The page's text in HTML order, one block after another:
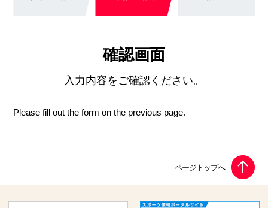
確認画面
入力内容をご確認ください。
Please fill out the form on the previous page.